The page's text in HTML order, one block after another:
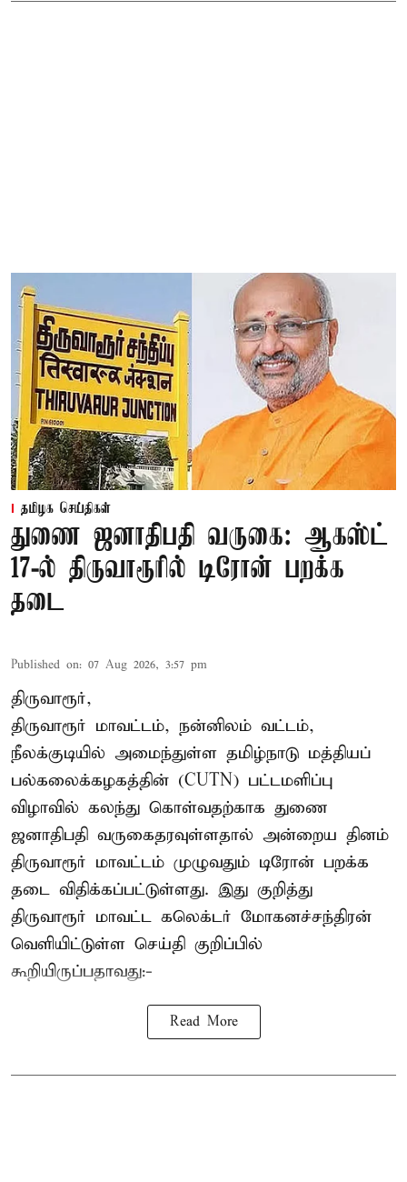
தமிழக செய்திகள்
துணை ஜனாதிபதி வருகை: ஆகஸ்ட்
17-ல் திருவாரூரில் டிரோன் பறக்க
தடை
Published on: 07 Aug 2026, 3:57 pm
திருவாரூர்,
திருவாரூர் மாவட்டம், நன்னிலம் வட்டம்,
நீலக்குடியில் அமைந்துள்ள தமிழ்நாடு மத்தியப்
பல்கலைக்கழகத்தின் (CUTN) பட்டமளிப்பு
விழாவில் கலந்து கொள்வதற்காக துணை
ஜனாதிபதி வருகைதரவுள்ளதால் அன்றைய தினம்
திருவாரூர் மாவட்டம் முழுவதும் டிரோன் பறக்க
தடை விதிக்கப்பட்டுள்ளது. இது குறித்து
திருவாரூர் மாவட்ட கலெக்டர் மோகனச்சந்திரன்
வெளியிட்டுள்ள செய்தி குறிப்பில்
கூறியிருப்பதாவது:-
Read More